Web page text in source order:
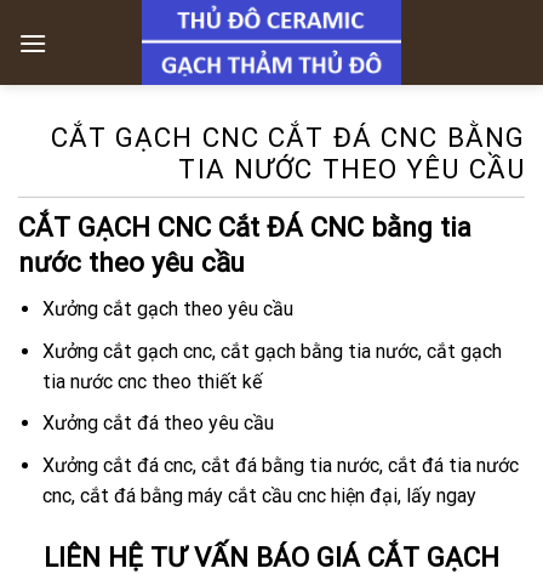
CẮT GẠCH CNC CẮT ĐÁ CNC BẰNG
TIA NƯỚC THEO YÊU CẦU
CẮT GẠCH CNC Cắt ĐÁ CNC bằng tia
nước theo yêu cầu
Xưởng cắt gạch theo yêu cầu
Xưởng cắt gạch cnc, cắt gạch bằng tia nước, cắt gạch
tia nước cnc theo thiết kế
Xưởng cắt đá theo yêu cầu
Xưởng cắt đá cnc, cắt đá bằng tia nước, cắt đá tia nước
cnc, cắt đá bằng máy cắt cầu cnc hiện đại, lấy ngay
LIÊN HỆ TƯ VẤN BÁO GIÁ CẮT GẠCH